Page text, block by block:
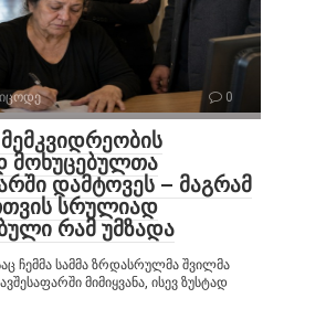
0
მოხუცებულთა
დამტოვეს – მაგრამ
სრულიად
რამ უმზადა
ჩემმა სამმა ზრდასრულმა შვილმა
მიმიყვანა, ისევ ზუსტად